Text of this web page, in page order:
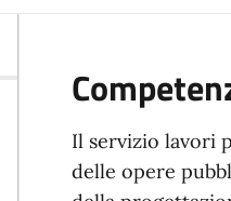
Il servizio lavori
delle opere